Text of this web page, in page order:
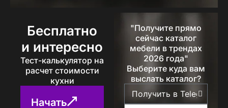
Бесплатно
и интересно
Тест-калькулятор на
расчет стоимости
кухни
Начать
"Получите прямо
сейчас каталог
мебели в трендах
2026 года"
Выберите куда вам
выслать каталог?